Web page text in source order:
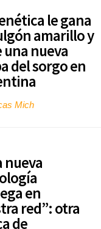
le gana
amarillo y
una nueva
del sorgo en
Mich
nueva
en
red”: otra
de